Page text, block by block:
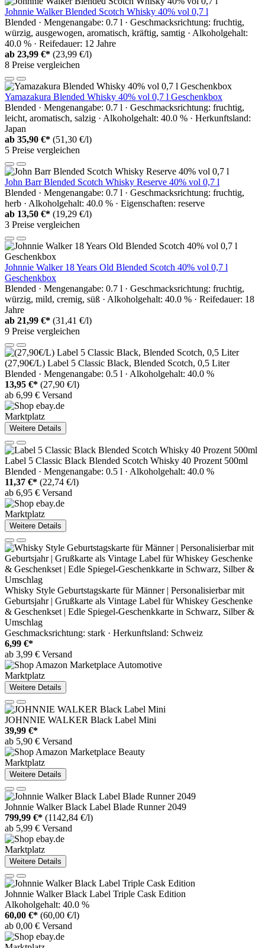
Johnnie Walker Blended Scotch Whisky 40% vol 0,7 l
Blended · Mengenangabe: 0.7 l · Geschmacksrichtung: fruchtig,
würzig, ausgewogen, aromatisch, kräftig, samtig · Alkoholgehalt:
40.0 % · Reifedauer: 12 Jahre
ab 23,99 €* (23,99 €/l)
8 Preise vergleichen
Yamazakura Blended Whisky 40% vol 0,7 l Geschenkbox
Blended · Mengenangabe: 0.7 l · Geschmacksrichtung: fruchtig,
leicht, aromatisch, salzig · Alkoholgehalt: 40.0 % · Herkunftsland:
Japan
ab 35,90 €* (51,30 €/l)
5 Preise vergleichen
John Barr Blended Scotch Whisky Reserve 40% vol 0,7 l
Blended · Mengenangabe: 0.7 l · Geschmacksrichtung: fruchtig,
herb · Alkoholgehalt: 40.0 % · Eigenschaften: reserve
ab 13,50 €* (19,29 €/l)
3 Preise vergleichen
Johnnie Walker 18 Years Old Blended Scotch 40% vol 0,7 l
Geschenkbox
Blended · Mengenangabe: 0.7 l · Geschmacksrichtung: fruchtig,
würzig, mild, cremig, süß · Alkoholgehalt: 40.0 % · Reifedauer: 18
Jahre
ab 21,99 €* (31,41 €/l)
9 Preise vergleichen
(27,90€/L) Label 5 Classic Black, Blended Scotch, 0,5 Liter
Blended · Mengenangabe: 0.5 l · Alkoholgehalt: 40.0 %
13,95 €* (27,90 €/l)
ab 6,99 € Versand
Marktplatz
Weitere Details
Label 5 Classic Black Blended Scotch Whisky 40 Prozent 500ml
Blended · Mengenangabe: 0.5 l · Alkoholgehalt: 40.0 %
11,37 €* (22,74 €/l)
ab 6,95 € Versand
Marktplatz
Weitere Details
Whisky Style Geburtstagskarte für Männer | Personalisierbar mit
Geburtsjahr | Grußkarte als Vintage Label für Whiskey Geschenke
& Geschenkset | Edle Spiegel-Geschenkkarte in Schwarz, Silber &
Umschlag
Geschmacksrichtung: stark · Herkunftsland: Schweiz
6,99 €*
ab 3,99 € Versand
Marktplatz
Weitere Details
JOHNNIE WALKER Black Label Mini
39,99 €*
ab 5,90 € Versand
Marktplatz
Weitere Details
Johnnie Walker Black Label Blade Runner 2049
799,99 €* (1142,84 €/l)
ab 5,99 € Versand
Marktplatz
Weitere Details
Johnnie Walker Black Label Triple Cask Edition
Alkoholgehalt: 40.0 %
60,00 €* (60,00 €/l)
ab 0,00 € Versand